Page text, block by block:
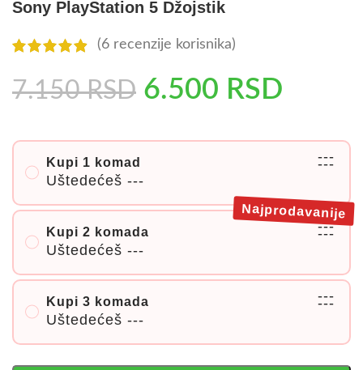
Sony PlayStation 5 Džojstik
(6 recenzije korisnika)
7.150RSD 6.500 RSD
Kupi 1 komad
Uštedećeš ---
---
---
Kupi 2 komada
Uštedećeš ---
---
---
Najprodavanije
Kupi 3 komada
Uštedećeš ---
---
---